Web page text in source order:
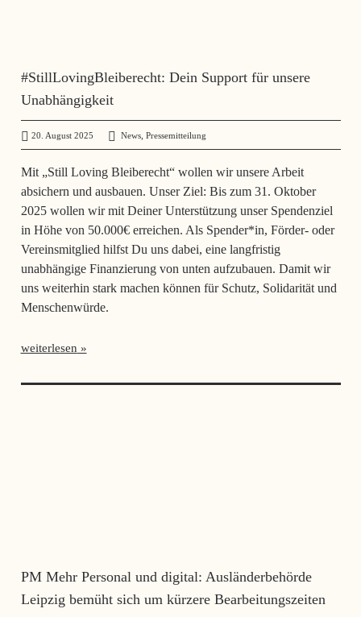
#StillLovingBleiberecht: Dein Support für unsere
Unabhängigkeit
20. August 2025 administrator
News, Pressemitteilung
Mit „Still Loving Bleiberecht“ wollen wir unsere Arbeit
absichern und ausbauen. Unser Ziel: Bis zum 31. Oktober
2025 wollen wir mit Deiner Unterstützung unser Spendenziel
in Höhe von 50.000€ erreichen. Als Spender*in, Förder- oder
Vereinsmitglied hilfst Du uns dabei, eine langfristig
unabhängige Finanzierung von unten aufzubauen. Damit wir
uns weiterhin stark machen können für Schutz, Solidarität und
Menschenwürde.
weiterlesen
PM Mehr Personal und digital: Ausländerbehörde
Leipzig bemüht sich um kürzere Bearbeitungszeiten